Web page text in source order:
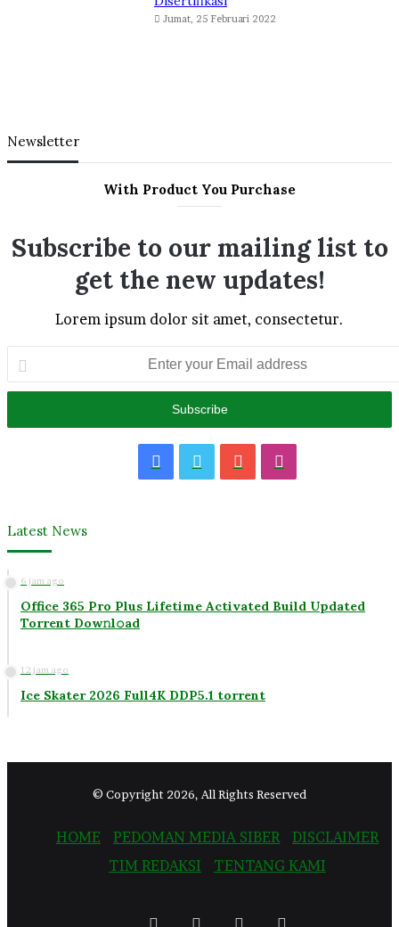
Jumat, 25 Februari 2022
Newsletter
With Product You Purchase
Subscribe to our mailing list to
get the new updates!
Lorem ipsum dolor sit amet, consectetur.
your
Email
FacebookTwitterYouTube
Latest News
6 jam ago
Office 365 Pro Plus Lifetime Activated Build Updated
Torrent Dow𝚗l𝚘аd
12 jam ago
Ice Skater 2026 Full4K DDP5.1 torrent
© Copyright 2026, All Rights Reserved
HOME PEDOMAN MEDIA SIBER
DISCLAIMER
TIM REDAKSI
TENTANG KAMI
FacebookTwitter YouTube